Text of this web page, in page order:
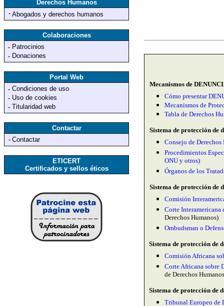
Derechos Humanos
- Abogados y derechos humanos
Colaboraciones
- Patrocinios
- Donaciones
Portal Web
- Condiciones de uso
- Uso de cookies
- Titularidad web
Contactar
- Contactar
ETICERT
Certificados y sellos éticos
Mecanismos de
Cómo presentar
Mecanismos de
Tabla de Derechos
Sistema de protección de
Consejo de
Procedimientos
ONU y otros)
Órganos de los
Sistema de protección de
Comisión
Corte Interamericana
Derechos Humanos)
Ombudsman o
Sistema de protección de
Comisión Africana
Corte Africana sobre
de Derechos
Sistema de protección de
Tribunal Europeo de